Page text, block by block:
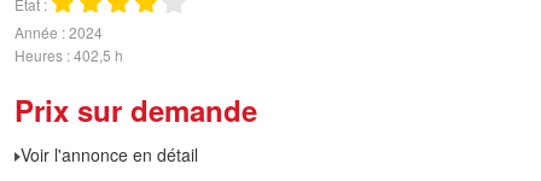
État
Année 2024
Heures 402,5 h
Prix sur demande
Voir l'annonce en détail